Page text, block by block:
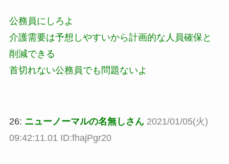
公務員にしろよ
介護需要は予想しやすいから計画的な人員確保と
削減できる
首切れない公務員でも問題ないよ
26: ニューノーマルの名無しさん 2021/01/05(火)
09:42:11.01 ID:fhajPgr20